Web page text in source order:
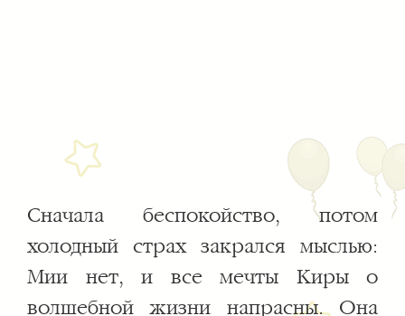
Сначала беспокойство, потом
холодный страх закрался мыслью:
Мии нет, и все мечты Киры о
волшебной жизни напрасны. Она